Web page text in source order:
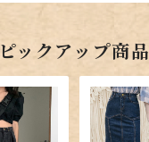
ピックアップ商品